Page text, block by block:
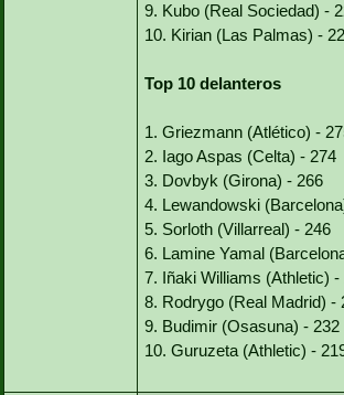
9. Kubo (Real Sociedad) -
10. Kirian (Las Palmas) -
Top 10 delanteros
1. Griezmann (Atlético) -
2. Iago Aspas (Celta) - 274
3. Dovbyk (Girona) - 266
4. Lewandowski
5. Sorloth (Villarreal) - 246
6. Lamine Yamal
7. Iñaki Williams (Athletic) -
8. Rodrygo (Real Madrid) -
9. Budimir (Osasuna) - 232
10. Guruzeta (Athletic) -